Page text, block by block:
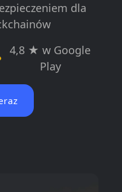
dla
4,8 ★ w Google
Play